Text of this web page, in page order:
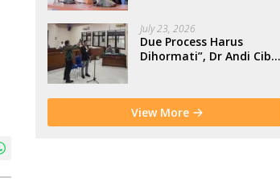
July 23, 2026
Due Process Harus
Dihormati”, Dr Andi Cibu
Morowali
View More